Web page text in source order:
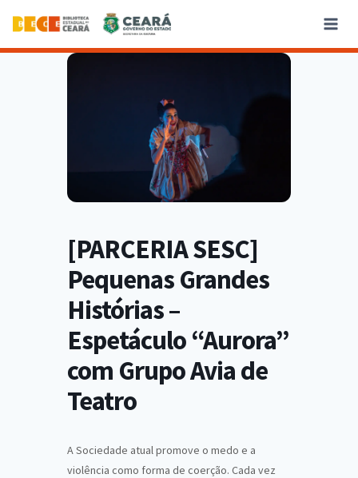
[PARCERIA SESC]
Pequenas Grandes
Histórias –
Espetáculo “Aurora”
com Grupo Avia de
Teatro
A Sociedade atual promove o medo e a
violência como forma de coerção. Cada vez